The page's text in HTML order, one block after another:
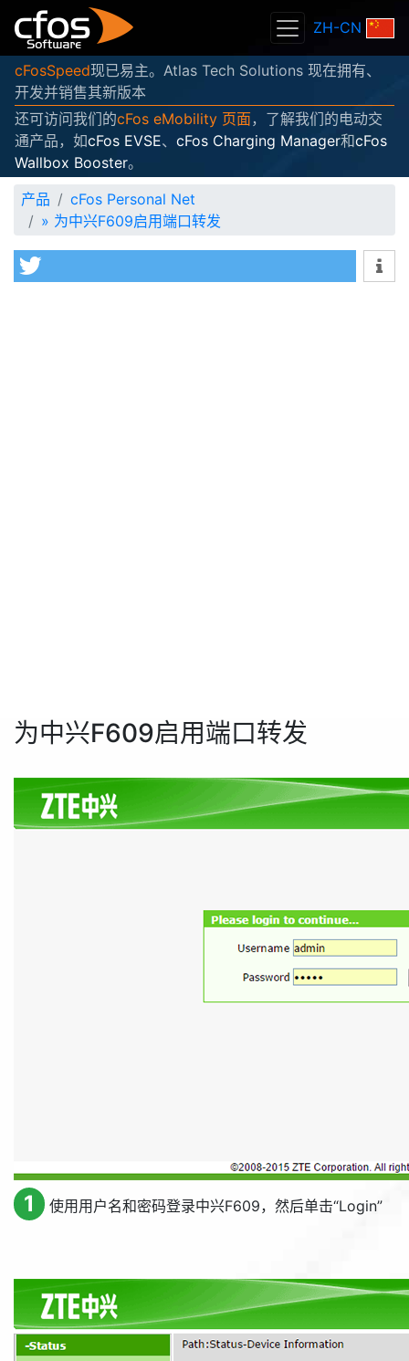
ZH-CN
cFosSpeed现已易主。Atlas Tech Solutions 现在拥有、
开发并销售其新版本
还可访问我们的cFos eMobility 页面，了解我们的电动交
通产品，如cFos EVSE、 cFos Charging Manager和cFos
Wallbox Booster。
产品
cFos Personal Net
» 为中兴F609启用端口转发
为中兴F609启用端口转发
1 使用用户名和密码登录中兴F609，然后单击“Login”